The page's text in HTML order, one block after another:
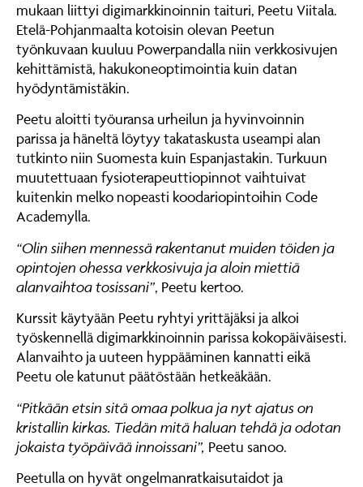
mukaan liittyi digimarkkinoinnin taituri, Peetu Viitala.
Etelä-Pohjanmaalta kotoisin olevan Peetun
työnkuvaan kuuluu Powerpandalla niin verkkosivujen
kehittämistä, hakukoneoptimointia kuin datan
hyödyntämistäkin.
Peetu aloitti työuransa urheilun ja hyvinvoinnin
parissa ja häneltä löytyy takataskusta useampi alan
tutkinto niin Suomesta kuin Espanjastakin. Turkuun
muutettuaan fysioterapeuttiopinnot vaihtuivat
kuitenkin melko nopeasti koodariopintoihin Code
Academylla.
“Olin siihen mennessä rakentanut muiden töiden ja
opintojen ohessa verkkosivuja ja aloin miettiä
alanvaihtoa tosissani”, Peetu kertoo.
Kurssit käytyään Peetu ryhtyi yrittäjäksi ja alkoi
työskennellä digimarkkinoinnin parissa kokopäiväisesti.
Alanvaihto ja uuteen hyppääminen kannatti eikä
Peetu ole katunut päätöstään hetkeäkään.
“Pitkään etsin sitä omaa polkua ja nyt ajatus on
kristallin kirkas. Tiedän mitä haluan tehdä ja odotan
jokaista työpäivää innoissani”, Peetu sanoo.
Peetulla on hyvät ongelmanratkaisutaidot ja